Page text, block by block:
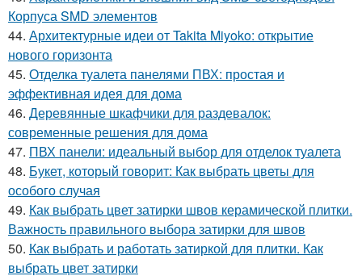
Корпуса SMD элементов
44. Архитектурные идеи от Takita Miyoko: открытие
нового горизонта
45. Отделка туалета панелями ПВХ: простая и
эффективная идея для дома
46. Деревянные шкафчики для раздевалок:
современные решения для дома
47. ПВХ панели: идеальный выбор для отделок туалета
48. Букет, который говорит: Как выбрать цветы для
особого случая
49. Как выбрать цвет затирки швов керамической плитки.
Важность правильного выбора затирки для швов
50. Как выбрать и работать затиркой для плитки. Как
выбрать цвет затирки